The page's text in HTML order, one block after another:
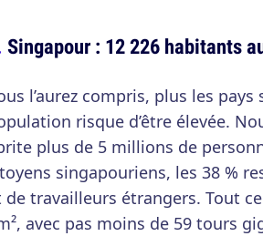
Singapour : 12 226 habitants
l’aurez compris, plus les
risque d’être élevée.
plus de 5 millions de
singapouriens, les 38 %
de travailleurs étrangers. Tout
avec pas moins de 59 tours